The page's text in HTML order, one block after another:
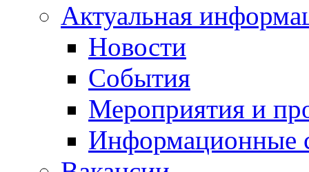
Актуальная
Новости
События
Мероприятия и
Информационные